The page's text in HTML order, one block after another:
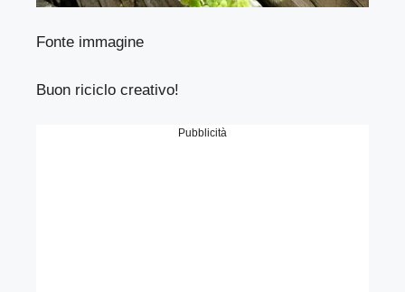
Fonte immagine
Buon riciclo creativo!
Pubblicità